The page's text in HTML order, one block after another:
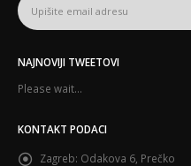
NAJNOVIJI TWEETOVI
Please wait...
KONTAKT PODACI
Zagreb: Odakova 6, Prečko